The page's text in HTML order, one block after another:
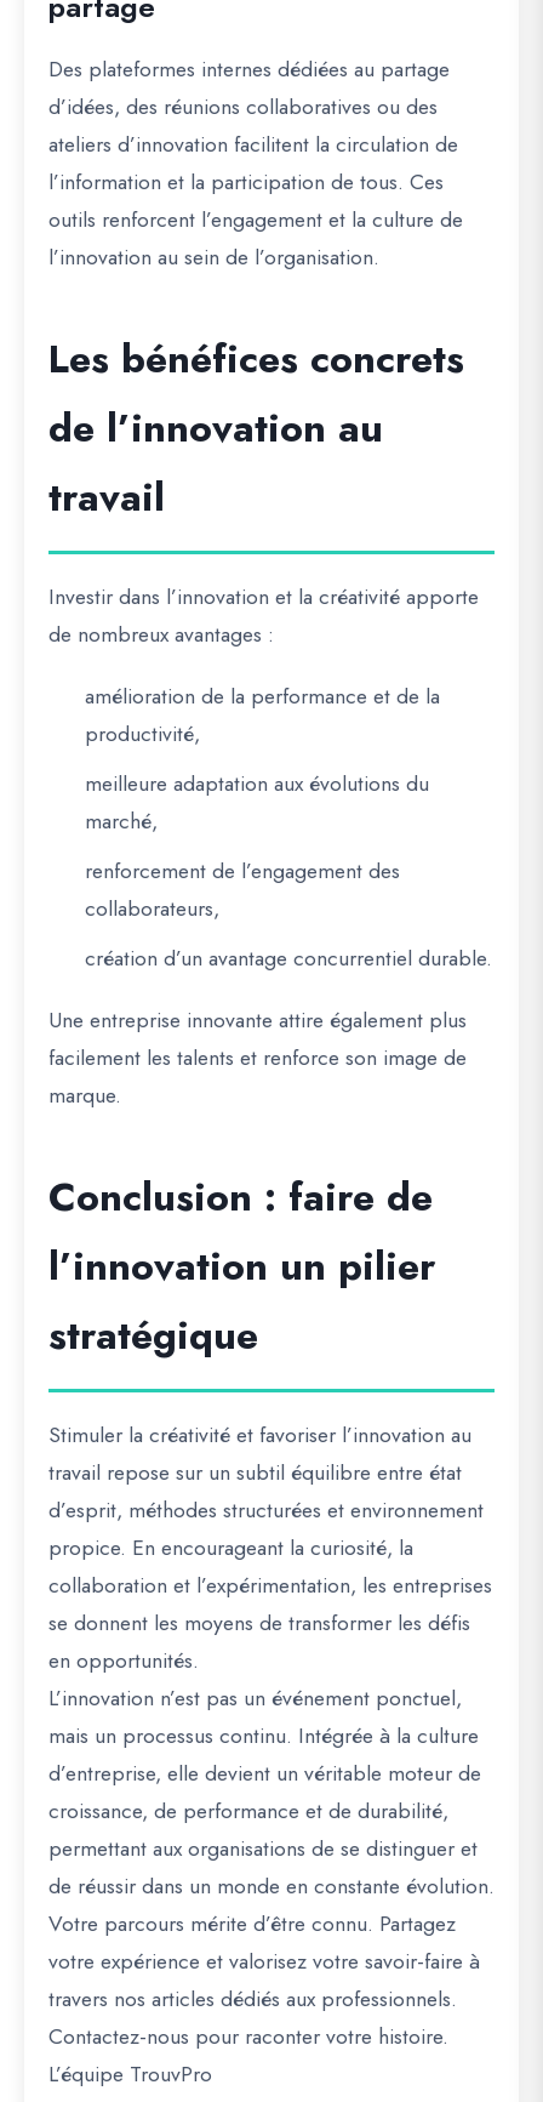
Des plateformes internes dédiées au partage
d’idées, des réunions collaboratives ou des
ateliers d’innovation facilitent la circulation de
l’information et la participation de tous. Ces
outils renforcent l’engagement et la culture de
l’innovation au sein de l’organisation.
Les bénéfices concrets
de l’innovation au
travail
Investir dans l’innovation et la créativité apporte
de nombreux avantages :
amélioration de la performance et de la
productivité,
meilleure adaptation aux évolutions du
marché,
renforcement de l’engagement des
collaborateurs,
création d’un avantage concurrentiel durable.
Une entreprise innovante attire également plus
facilement les talents et renforce son image de
marque.
Conclusion : faire de
l’innovation un pilier
stratégique
Stimuler la créativité et favoriser l’innovation au
travail repose sur un subtil équilibre entre état
d’esprit, méthodes structurées et environnement
propice. En encourageant la curiosité, la
collaboration et l’expérimentation, les entreprises
se donnent les moyens de transformer les défis
en opportunités.
L’innovation n’est pas un événement ponctuel,
mais un processus continu. Intégrée à la culture
d’entreprise, elle devient un véritable moteur de
croissance, de performance et de durabilité,
permettant aux organisations de se distinguer et
de réussir dans un monde en constante évolution.
Votre parcours mérite d’être connu. Partagez
votre expérience et valorisez votre savoir-faire à
travers nos articles dédiés aux professionnels.
Contactez-nous pour raconter votre histoire.
L’équipe TrouvPro